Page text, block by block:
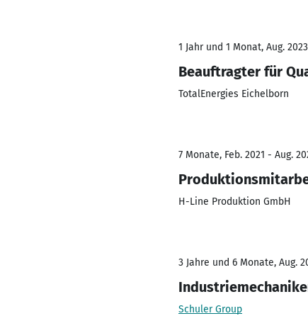
1 Jahr und 1 Monat, Aug.
Beauftragter für
TotalEnergies Eichelborn
7 Monate, Feb. 2021 - Aug.
H-Line Produktion GmbH
3 Jahre und 6 Monate, Aug.
Schuler Group